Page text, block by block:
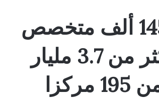
وزير الاتصالات : أكثر من 145 ألف متخصص
يصدرون خدمات رقمية بأكثر من 3.7 مليار
دولار سنويا من خلال أكثر من 195 مركزا